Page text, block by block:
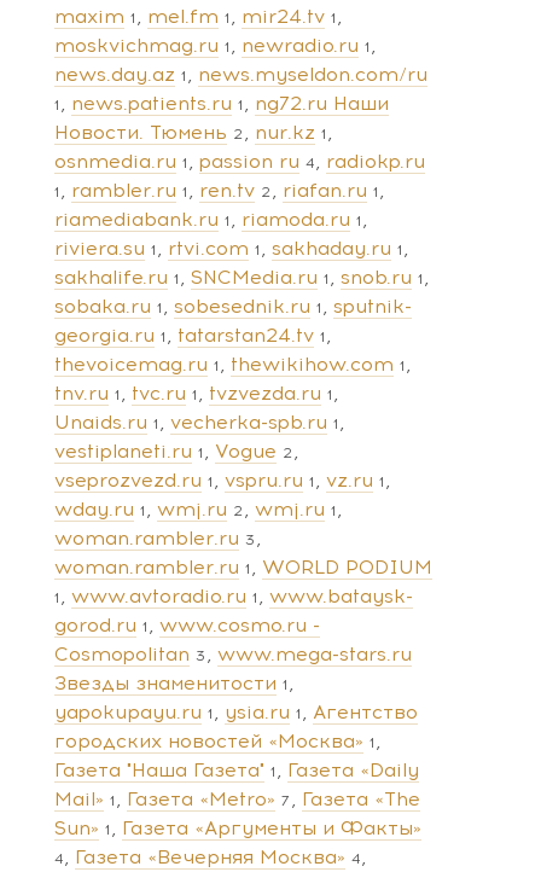
maxim 1 mel.fm 1 mir24.tv 1
moskvichmag.ru 1 newradio.ru 1
news.day.az 1 news.myseldon.com/ru
1 news.patients.ru 1
ng72.ru Наши
Новости. Тюмень 2 nur.kz 1
osnmedia.ru 1 passion ru 4 radiokp.ru
1 rambler.ru 1 ren.tv 2 riafan.ru 1
riamediabank.ru 1 riamoda.ru 1
riviera.su 1 rtvi.com 1 sakhaday.ru 1
sakhalife.ru 1 SNCMedia.ru 1 snob.ru 1
sobaka.ru 1 sobesednik.ru 1
sputnik-
georgia.ru 1 tatarstan24.tv 1
thevoicemag.ru 1 thewikihow.com 1
tnv.ru 1 tvc.ru 1 tvzvezda.ru 1
Unaids.ru 1 vecherka-spb.ru 1
vestiplaneti.ru 1 Vogue 2
vseprozvezd.ru 1 vspru.ru 1 vz.ru 1
wday.ru 1 wmj.ru 2 wmj.ru 1
woman.rambler.ru 3
woman.rambler.ru 1 WORLD PODIUM
1 www.avtoradio.ru 1
www.bataysk-
gorod.ru 1
www.cosmo.ru -
Cosmopolitan 3
www.mega-stars.ru
Звезды знаменитости 1
yapokupayu.ru 1 ysia.ru 1
Агентство
городских новостей «Москва» 1
Газета "Наша Газета" 1
Газета «Daily
Mail» 1 Газета «Metro» 7
Газета «The
Sun» 1 Газета «Аргументы и Факты»
4 Газета «Вечерняя Москва» 4